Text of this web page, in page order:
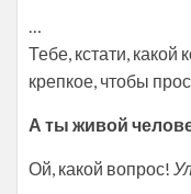
Тебе, кстати,
крепкое, чтобы
А ты живой
Ой, какой вопрос!